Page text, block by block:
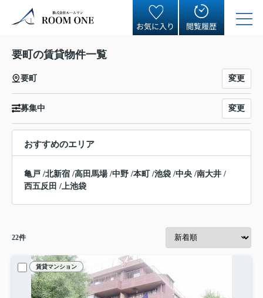
お気に入り 閲覧履歴
要町の賃貸物件一覧
要町 変更
募集中 変更
おすすめのエリア
亀戸 /北新宿 /高田馬場/中野 /本町/池袋 /中央 /南大井 /
西五反田 / 上池袋
22件
賃貸マンション